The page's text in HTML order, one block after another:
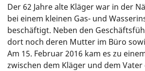
Der 62 Jahre alte Kläger war in der
bei einem kleinen Gas- und
beschäftigt. Neben den
dort noch deren Mutter im Büro
Am 15. Februar 2016 kam es zu
zwischen dem Kläger und dem Vater